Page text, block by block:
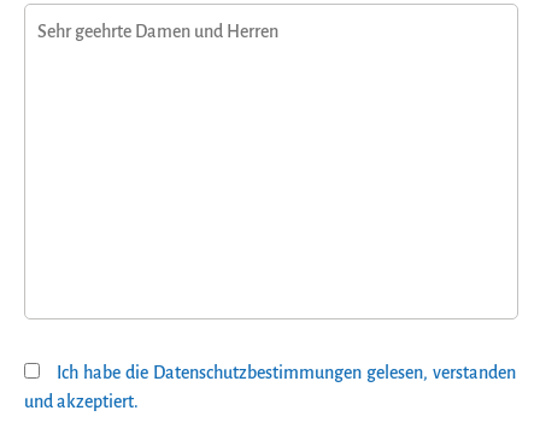
Ich habe die Datenschutzbestimmungen gelesen, verstanden
und akzeptiert.